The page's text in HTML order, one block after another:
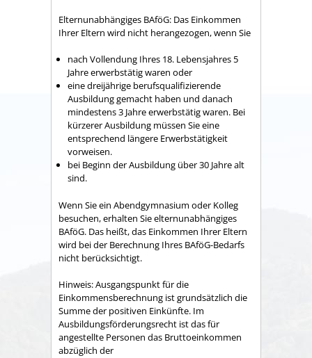
Elternunabhängiges BAföG: Das Einkommen
Ihrer Eltern wird nicht herangezogen, wenn Sie
nach Vollendung Ihres 18. Lebensjahres 5
Jahre erwerbstätig waren oder
eine dreijährige berufsqualifizierende
Ausbildung gemacht haben und danach
mindestens 3 Jahre erwerbstätig waren. Bei
kürzerer Ausbildung müssen Sie eine
entsprechend längere Erwerbstätigkeit
vorweisen.
bei Beginn der Ausbildung über 30 Jahre alt
sind.
Wenn Sie ein Abendgymnasium oder Kolleg
besuchen, erhalten Sie elternunabhängiges
BAföG. Das heißt, das Einkommen Ihrer Eltern
wird bei der Berechnung Ihres BAföG-Bedarfs
nicht berücksichtigt.
Hinweis: Ausgangspunkt für die
Einkommensberechnung ist grundsätzlich die
Summe der positiven Einkünfte. Im
Ausbildungsförderungsrecht ist das für
angestellte Personen das Bruttoeinkommen
abzüglich der